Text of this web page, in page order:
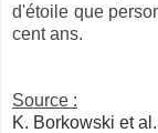
d'étoile que
cent ans.
Source :
K. Borkowski et al.